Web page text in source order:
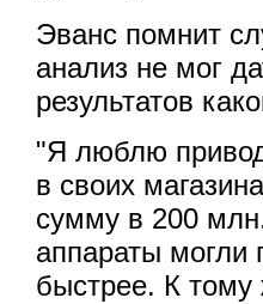
Эванс помнит
анализ не мог
результатов
"Я люблю
в своих
сумму в 200
аппараты могли
быстрее. К тому